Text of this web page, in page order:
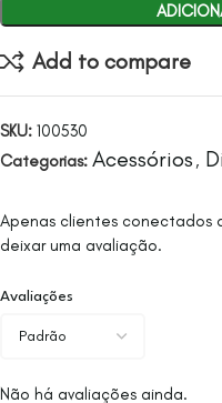
Add to compare
SKU: 100530
Categorias: Acessórios ,
Avaliações
Não há avaliações ainda.
Apenas clientes conectados
deixar uma avaliação.